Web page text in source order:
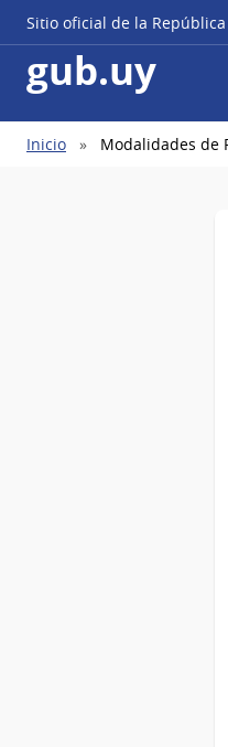
Sitio oficial de la
gub.uy
Ruta
Inicio Modalidades de